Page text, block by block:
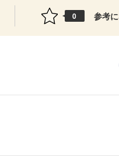
0 参考